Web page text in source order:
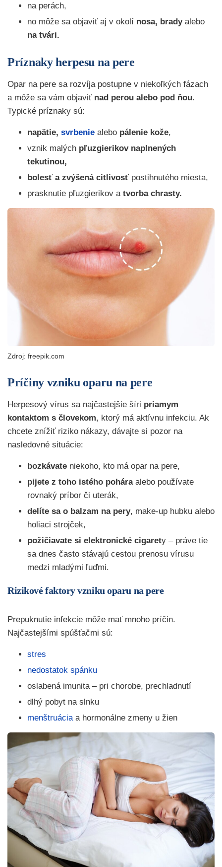
na perách,
no môže sa objaviť aj v okolí nosa, brady alebo
na tvári.
Príznaky herpesu na pere
Opar na pere sa rozvíja postupne v niekoľkých fázach
a môže sa vám objaviť nad perou alebo pod ňou.
Typické príznaky sú:
napätie, svrbenie alebo pálenie kože,
vznik malých pľuzgierikov naplnených
tekutinou,
bolesť a zvýšená citlivosťpostihnutého miesta,
prasknutie pľuzgierikov a tvorba chrasty.
Zdroj: freepik.com
Príčiny vzniku oparu na pere
Herpesový vírus sa najčastejšie šíri priamym
kontaktom s človekom, ktorý má aktívnu infekciu. Ak
chcete znížiť riziko nákazy, dávajte si pozor na
nasledovné situácie:
bozkávate niekoho, kto má opar na pere,
pijete z toho istého poháraalebo používate
rovnaký príbor či uterák,
delíte sa o balzam na pery, make-up hubku alebo
holiaci strojček,
požičiavate si elektronické cigarety – práve tie
sa dnes často stávajú cestou prenosu vírusu
medzi mladými ľuďmi.
Rizikové faktory vzniku oparu na pere
Prepuknutie infekcie môže mať mnoho príčin.
Najčastejšími spúšťačmi sú:
stres
nedostatok spánku
oslabená imunita – pri chorobe, prechladnutí
dlhý pobyt na slnku
menštruáciaa hormonálne zmeny u žien